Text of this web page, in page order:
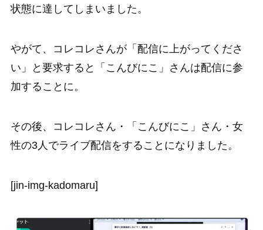
状態に達してしまいました。
やがて、コレコレさんが「配信に上がってくださ
い」と要求すると「こんびにこ」さんは配信に参
加することに。
その後、コレコレさん・「こんびにこ」さん・女
性の3人でライブ配信をすることになりました。
[jin-img-kadomaru]